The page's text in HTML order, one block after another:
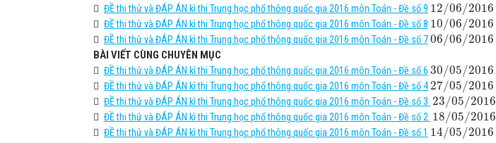
ĐỀ thi thử và ĐÁP ÁN kì thi Trung học phổ thông quốc gia 2016 môn Toán - Đề số 9 12/06/2016
ĐỀ thi thử và ĐÁP ÁN kì thi Trung học phổ thông quốc gia 2016 môn Toán - Đề số 8 10/06/2016
ĐỀ thi thử và ĐÁP ÁN kì thi Trung học phổ thông quốc gia 2016 môn Toán - Đề số 706/06/2016
BÀI VIẾT CÙNG CHUYÊN MỤC
ĐỀ thi thử và ĐÁP ÁN kì thi Trung học phổ thông quốc gia 2016 môn Toán - Đề số 6 30/05/2016
ĐỀ thi thử và ĐÁP ÁN kì thi Trung học phổ thông quốc gia 2016 môn Toán - Đề số 4 27/05/2016
ĐỀ thi thử và ĐÁP ÁN kì thi Trung học phổ thông quốc gia 2016 môn Toán - Đề số 3 23/05/2016
ĐỀ thi thử và ĐÁP ÁN kì thi Trung học phổ thông quốc gia 2016 môn Toán - Đề số 2 18/05/2016
ĐỀ thi thử và ĐÁP ÁN kì thi Trung học phổ thông quốc gia 2016 môn Toán - Đề số 1 14/05/2016